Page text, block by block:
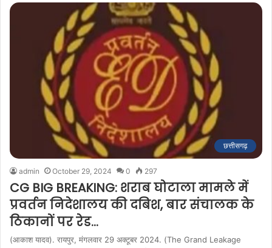
छत्तीसगढ़
admin October 29, 2024 0 297
CG BIG BREAKING: शराब घोटाला मामले में
प्रवर्तन निदेशालय की दबिश, बार संचालक के
ठिकानों पर रेड…
(आकाश यादव). रायपुर, मंगलवार 29 अक्टूबर 2024. (The Grand Leakage